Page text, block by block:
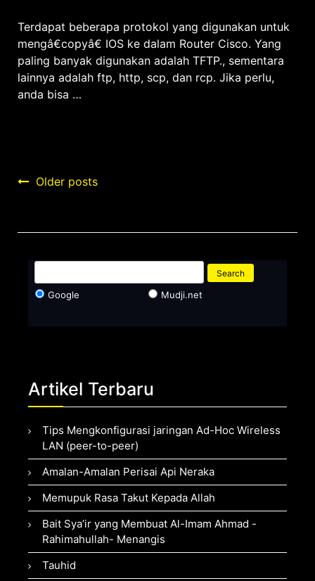
Terdapat beberapa protokol yang digunakan untuk
mengâ€copyâ€ IOS ke dalam Router Cisco. Yang
paling banyak digunakan adalah TFTP., sementara
lainnya adalah ftp, http, scp, dan rcp. Jika perlu,
anda bisa …
Posts
Older posts
Google Mudji.net
Artikel Terbaru
Tips Mengkonfigurasi jaringan Ad-Hoc Wireless
LAN (peer-to-peer)
Amalan-Amalan Perisai Api Neraka
Memupuk Rasa Takut Kepada Allah
Bait Sya’ir yang Membuat Al-Imam Ahmad -
Rahimahullah- Menangis
Tauhid